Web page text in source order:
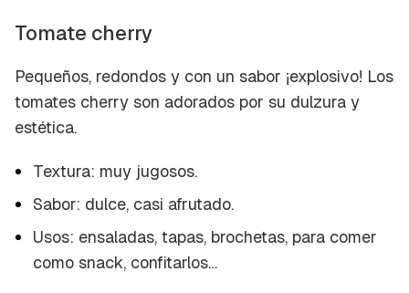
Tomate cherry
Pequeños, redondos y con un sabor ¡explosivo! Los
tomates cherry son adorados por su dulzura y
estética.
Textura: muy jugosos.
Sabor: dulce, casi afrutado.
Usos: ensaladas, tapas, brochetas, para comer
como snack, confitarlos…